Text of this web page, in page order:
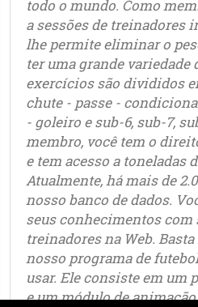
todo o mundo. Como
a sessões de treinadores
lhe permite eliminar o
ter uma grande variedade
exercícios são divididos
chute - passe -
- goleiro e sub-6, sub-7,
membro, você tem o
e tem acesso a toneladas
Atualmente, há mais de
nosso banco de dados.
seus conhecimentos com
treinadores na Web.
nosso programa de
usar. Ele consiste em um
e um módulo de animação.